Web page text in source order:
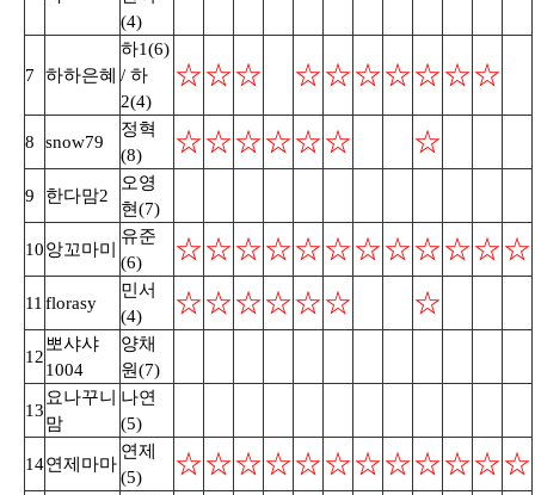
(4)
7 하하은혜
하1(6)
/ 하
2(4)
☆☆☆ ☆☆☆☆☆☆☆
8 snow79
정혁
(8)
☆☆☆☆☆☆ ☆
9 한다맘2
오영
현(7)
10앙꼬마미
유준
(6)
☆☆☆☆☆☆☆☆☆☆☆☆
11 florasy
민서
(4)
☆☆☆☆☆☆ ☆
12
뽀샤샤
1004
양채
원(7)
13
요나꾸니
맘
나연
(5)
14연제마마
연제
(5)
☆☆☆☆☆☆☆☆☆☆☆☆